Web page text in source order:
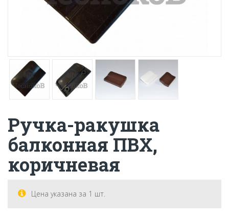
Ручка-ракушка
балконная ПВХ,
коричневая
Цена указана за 1 шт.